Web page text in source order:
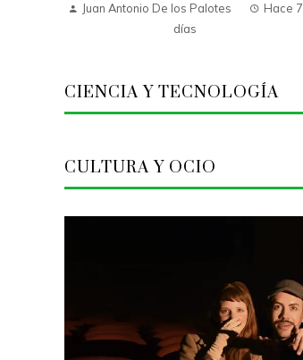
Juan Antonio De los Palotes
Hace 7
días
CIENCIA Y TECNOLOGÍA
CULTURA Y OCIO